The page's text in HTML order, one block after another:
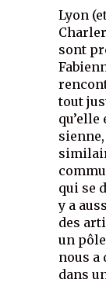
Lyon
sont
tout
qui se
y a
des
un
nous a
dans